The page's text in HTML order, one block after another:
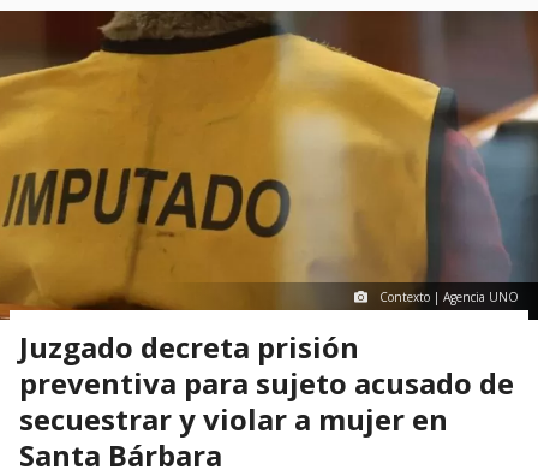
Contexto | Agencia UNO
Juzgado decreta prisión
preventiva para sujeto acusado de
secuestrar y violar a mujer en
Santa Bárbara